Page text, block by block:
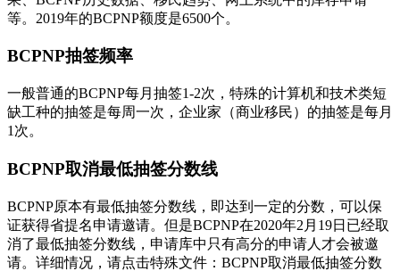
等。2019年的BCPNP额度是6500个。
BCPNP抽签频率
一般普通的BCPNP每月抽签1-2次，特殊的计算机和技术类短
缺工种的抽签是每周一次，企业家（商业移民）的抽签是每月
1次。
BCPNP取消最低抽签分数线
BCPNP原本有最低抽签分数线，即达到一定的分数，可以保
证获得省提名申请邀请。但是BCPNP在2020年2月19日已经取
消了最低抽签分数线，申请库中只有高分的申请人才会被邀
请。详细情况，请点击特殊文件：BCPNP取消最低抽签分数